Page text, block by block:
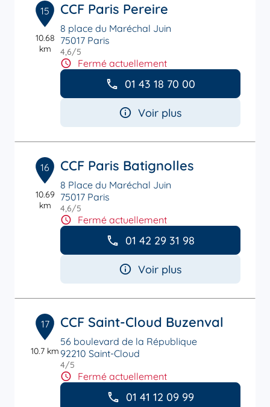
15
10.68
km
CCF Paris Pereire
8 place du Maréchal Juin
75017 Paris
4,6/5
Fermé actuellement
01 43 18 70 00
Voir plus
16
10.69
km
CCF Paris Batignolles
8 Place du Maréchal Juin
75017 Paris
4,6/5
Fermé actuellement
01 42 29 31 98
Voir plus
17
10.7 km
CCF Saint-Cloud Buzenval
56 boulevard de la République
92210 Saint-Cloud
4/5
Fermé actuellement
01 41 12 09 99